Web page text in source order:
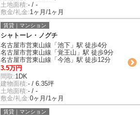
土地面積:- / -
敷金/礼金:1ヶ月/1ヶ月
賃貸｜マンション
シャトーレ・ノグチ
名古屋市営東山線「池下」駅 徒歩4分
名古屋市営東山線「覚王山」駅 徒歩9分
名古屋市営東山線「今池」駅 徒歩12分
3.5万円
間取:1DK
建物面積:- / 6.35坪
土地面積:- / -
敷金/礼金:0ヶ月/1ヶ月
賃貸｜マンション